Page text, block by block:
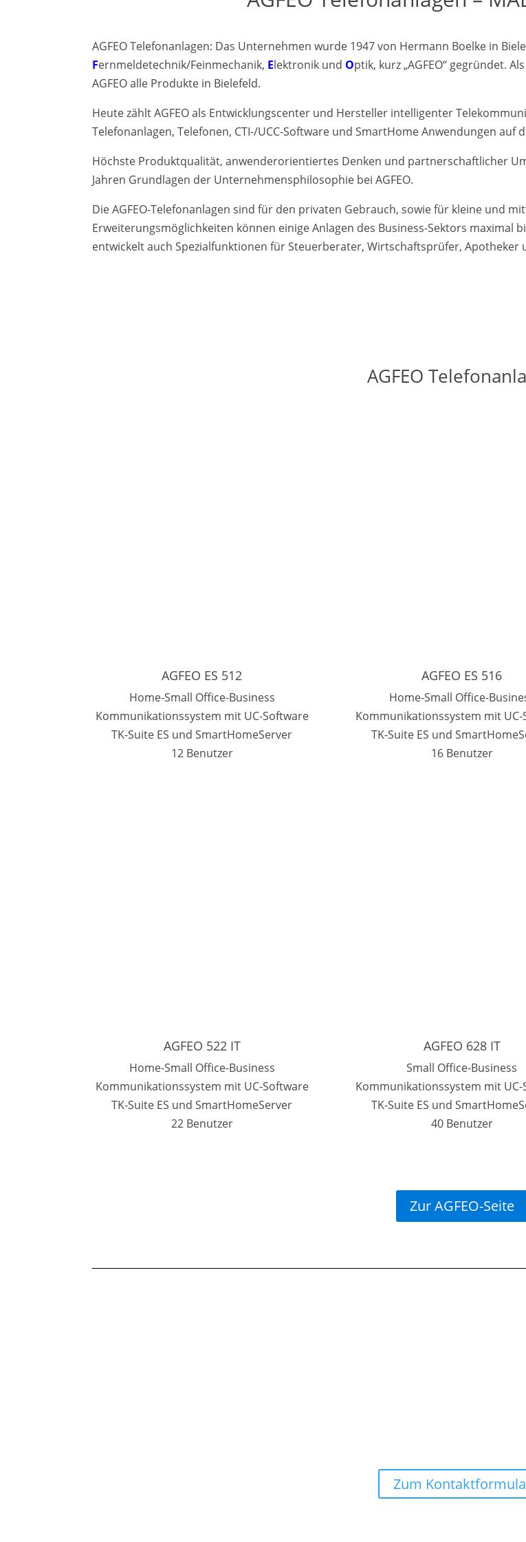
AGFEO Telefonanlagen: Das Unternehmen wurde 1947 von Hermann Boelke in
Fernmeldetechnik/Feinmechanik, Elektronik und Optik, kurz „AGFEO“ gegründet.
AGFEO alle Produkte in Bielefeld.
Heute zählt AGFEO als Entwicklungscenter und Hersteller intelligenter
Telefonanlagen, Telefonen, CTI-/UCC-Software und SmartHome Anwendungen auf
Höchste Produktqualität, anwenderorientiertes Denken und partnerschaftlicher
Jahren Grundlagen der Unternehmensphilosophie bei AGFEO.
Die AGFEO-Telefonanlagen sind für den privaten Gebrauch, sowie für kleine und
Erweiterungsmöglichkeiten können einige Anlagen des Business-Sektors maximal
entwickelt auch Spezialfunktionen für Steuerberater, Wirtschaftsprüfer, Apotheker
AGFEO
AGFEO ES 512
Home-Small Office-Business
Kommunikationssystem mit UC-Software
TK-Suite ES und SmartHomeServer
12 Benutzer
AGFEO ES 516
Home-Small Office-
Kommunikationssystem mit UC-
TK-Suite ES und
16 Benutzer
AGFEO 522 IT
Home-Small Office-Business
Kommunikationssystem mit UC-Software
TK-Suite ES und SmartHomeServer
22 Benutzer
AGFEO 628 IT
Small Office-Business
Kommunikationssystem mit UC-
TK-Suite ES und
40 Benutzer
Zur AGFEO-Seite
Zum